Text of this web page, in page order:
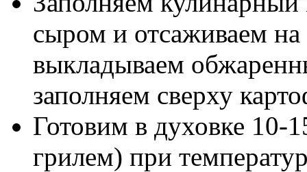
сыром и отсаживаем
выкладываем
заполняем сверху
Готовим в духовке 10-
грилем) при